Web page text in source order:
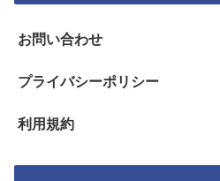
お問い合わせ
プライバシーポリシー
利用規約